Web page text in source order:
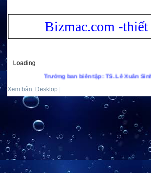
Bizmac.com -
Loading
Trưởng ban biên tập: TS. Lê Xuân Sinh - Email:
Xem bản: Desktop |